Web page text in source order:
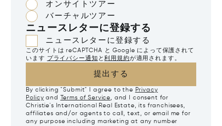
オンサイトツアー
バーチャルツアー
ニュースレターに登録する
ニュースレターに登録する
このサイトは reCAPTCHA と Google によって保護されて
います プライバシー通知 と利用規約が適用されます。
提出する
By clicking "Submit" I agree to the Privacy
Policy and Terms of Service, and I consent for
Christie's International Real Estate, its franchisees,
affiliates and/or agents to call, text, or email me for
any purpose including marketing at any number